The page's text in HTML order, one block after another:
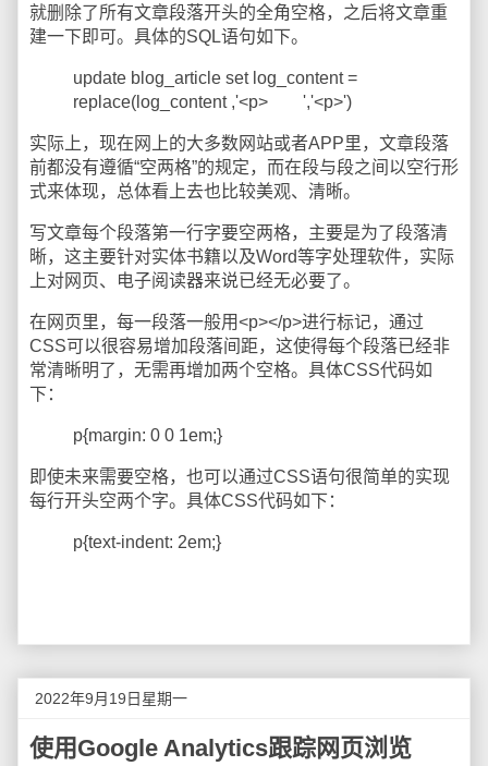
就删除了所有文章段落开头的全角空格，之后将文章重
建一下即可。具体的SQL语句如下。
update blog_article set log_content =
replace(log_content ,'<p> ','<p>')
实际上，现在网上的大多数网站或者APP里，文章段落
前都没有遵循“空两格”的规定，而在段与段之间以空行形
式来体现，总体看上去也比较美观、清晰。
写文章每个段落第一行字要空两格，主要是为了段落清
晰，这主要针对实体书籍以及Word等字处理软件，实际
上对网页、电子阅读器来说已经无必要了。
在网页里，每一段落一般用<p></p>进行标记，通过
CSS可以很容易增加段落间距，这使得每个段落已经非
常清晰明了，无需再增加两个空格。具体CSS代码如
下：
p{margin: 0 0 1em;}
即使未来需要空格，也可以通过CSS语句很简单的实现
每行开头空两个字。具体CSS代码如下：
p{text-indent: 2em;}
2022年9月19日星期一
使用Google Analytics跟踪网页浏览